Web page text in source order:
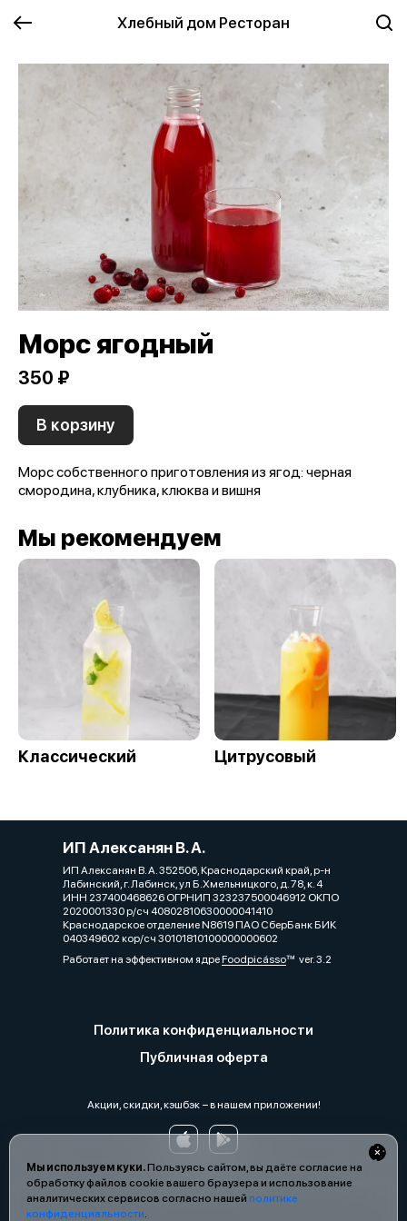
Хлебный дом Ресторан
Мы используем куки.Пользуясь сайтом, вы даёте согласие на
обработку файлов cookie вашего браузера и использование
аналитических сервисов согласно нашей политике
конфиденциальности.
Морс ягодный
350 ₽
В корзину
Морс собственного приготовления из ягод: черная
смородина, клубника, клюква и вишня
Мы рекомендуем
Классический Цитрусовый
ИП Алексанян В. А.
ИП Алексанян В. А. 352506, Краснодарский край, р-н
Лабинский, г. Лабинск, ул Б.Хмельницкого, д. 78, к. 4
ИНН 237400468626 ОГРНИП 323237500046912 ОКПО
2020001330 р/сч 40802810630000041410
Краснодарское отделение N8619 ПАО СберБанк БИК
040349602 кор/сч 30101810100000000602
Работает на эффективном ядреFoodpicássover. 3.2
Политика конфиденциальности
Публичная оферта
Акции, скидки, кэшбэк − в нашем приложении!